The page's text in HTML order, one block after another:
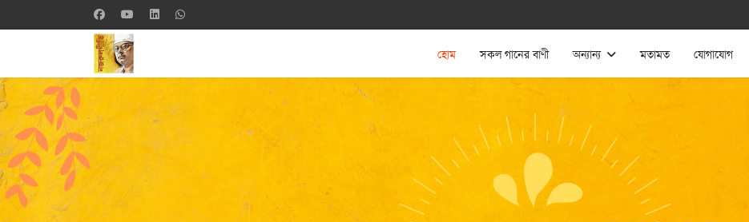
হোম সকল গানের বাণী অন্যান্য মতামত যোগাযোগ